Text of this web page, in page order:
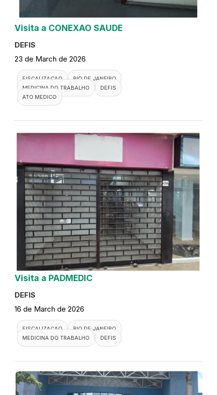
Visita a CONEXAO SAUDE
DEFIS
23 de March de 2026
FISCALIZACAO
RIO DE JANEIRO
MEDICINA DO TRABALHO
DEFIS
ATO MEDICO
Visita a PADMEDIC
DEFIS
16 de March de 2026
FISCALIZACAO
RIO DE JANEIRO
MEDICINA DO TRABALHO
DEFIS